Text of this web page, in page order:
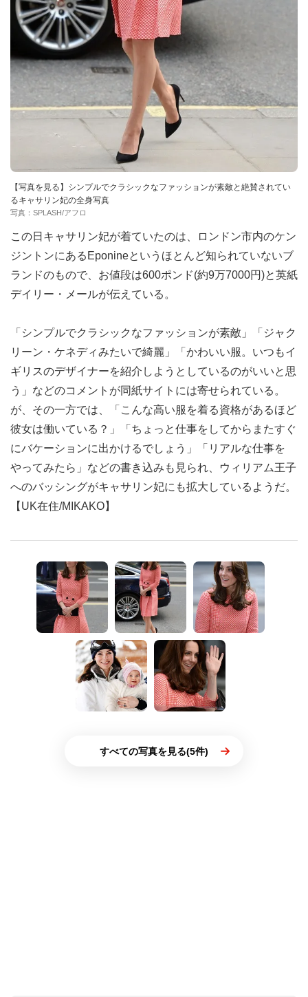
【写真を見る】シンプルでクラシックなファッションが素敵と絶賛されてい
るキャサリン妃の全身写真
写真：SPLASH/アフロ
この日キャサリン妃が着ていたのは、ロンドン市内のケン
ジントンにあるEponineというほとんど知られていないブ
ランドのもので、お値段は600ポンド(約9万7000円)と英紙
デイリー・メールが伝えている。
「シンプルでクラシックなファッションが素敵」「ジャク
リーン・ケネディみたいで綺麗」「かわいい服。いつもイ
ギリスのデザイナーを紹介しようとしているのがいいと思
う」などのコメントが同紙サイトには寄せられている。
が、その一方では、「こんな高い服を着る資格があるほど
彼女は働いている？」「ちょっと仕事をしてからまたすぐ
にバケーションに出かけるでしょう」「リアルな仕事を
やってみたら」などの書き込みも見られ、ウィリアム王子
へのバッシングがキャサリン妃にも拡大しているようだ。
【UK在住/MIKAKO】
すべての写真を見る(5件)